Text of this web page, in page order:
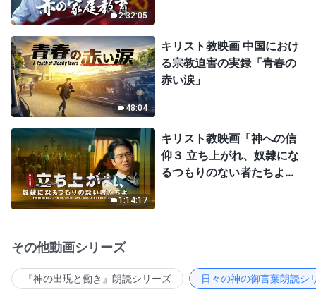
2:32:05
48:04
キリスト教映画 中国におけ
る宗教迫害の実録「青春の
赤い涙」
1:14:17
キリスト教映画「神への信
仰３ 立ち上がれ、奴隷にな
るつもりのない者たちよ」
その他動画シリーズ
『神の出現と働き』朗読シリーズ 日々の神の御言葉朗読シ